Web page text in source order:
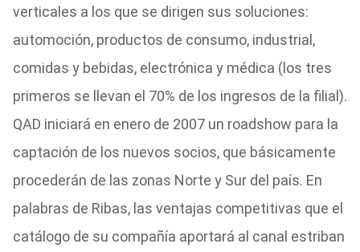
verticales a los que se dirigen sus soluciones:
automoción, productos de consumo, industrial,
comidas y bebidas, electrónica y médica (los tres
primeros se llevan el 70% de los ingresos de la filial).
QAD iniciará en enero de 2007 un roadshow para la
captación de los nuevos socios, que básicamente
procederán de las zonas Norte y Sur del país. En
palabras de Ribas, las ventajas competitivas que el
catálogo de su compañía aportará al canal estriban